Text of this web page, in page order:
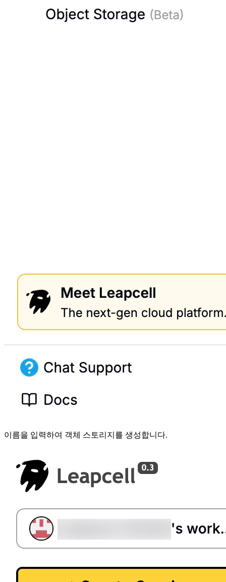
이름을 입력하여 객체 스토리지를 생성합니다.